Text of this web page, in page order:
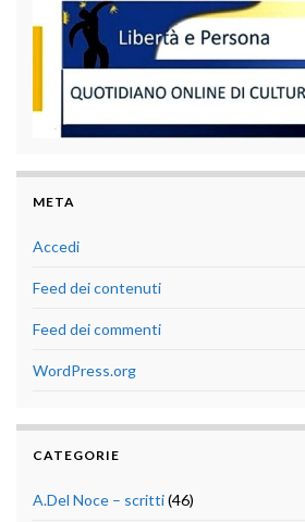
META
Accedi
Feed dei contenuti
Feed dei commenti
WordPress.org
CATEGORIE
A.Del Noce – scritti(46)